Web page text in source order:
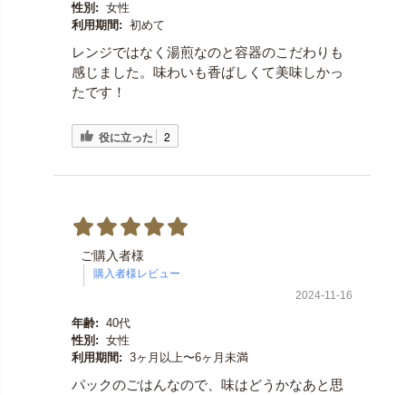
性別: 女性
利用期間: 初めて
レンジではなく湯煎なのと容器のこだわりも
感じました。味わいも香ばしくて美味しかっ
たです！
役に立った 2
ご購入者様
2024-11-16
年齢: 40代
性別: 女性
利用期間: 3ヶ月以上〜6ヶ月未満
パックのごはんなので、味はどうかなあと思